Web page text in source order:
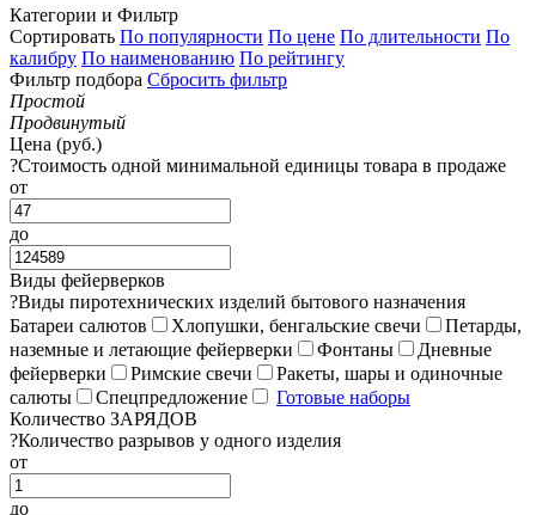
Категории и Фильтр
Сортировать По популярности По цене По длительности По
калибру По наименованию По рейтингу
Фильтр подбора Сбросить фильтр
Простой
Продвинутый
Цена (руб.)
?Стоимость одной минимальной единицы товара в продаже
от
до
Виды фейерверков
?Виды пиротехнических изделий бытового назначения
Батареи салютов
Хлопушки, бенгальские свечи
Петарды,
наземные и летающие фейерверки
Фонтаны
Дневные
фейерверки
Римские свечи
Ракеты, шары и одиночные
салюты
Спецпредложение
Готовые наборы
Количество ЗАРЯДОВ
?Количество разрывов у одного изделия
от
до